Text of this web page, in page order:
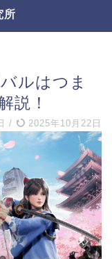
所
ルはつま
説！
/ 2025年10月22日